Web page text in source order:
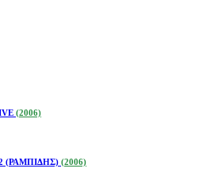
(2006)
(ΡΑΜΠΙΔΗΣ) (2006)